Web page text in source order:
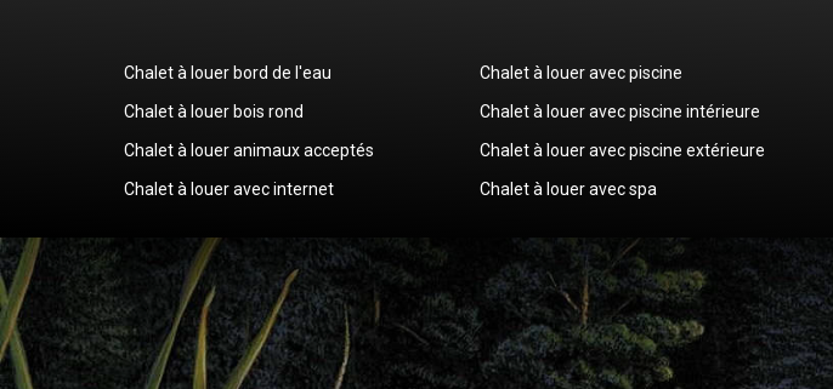
Chalet à louer bord de l'eau
Chalet à louer bois rond
Chalet à louer animaux acceptés
Chalet à louer avec internet
Chalet à louer avec piscine
Chalet à louer avec piscine intérieure
Chalet à louer avec piscine extérieure
Chalet à louer avec spa